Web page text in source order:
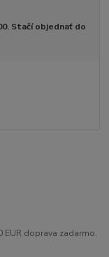
Stačí objednať do
EUR doprava zadarmo.